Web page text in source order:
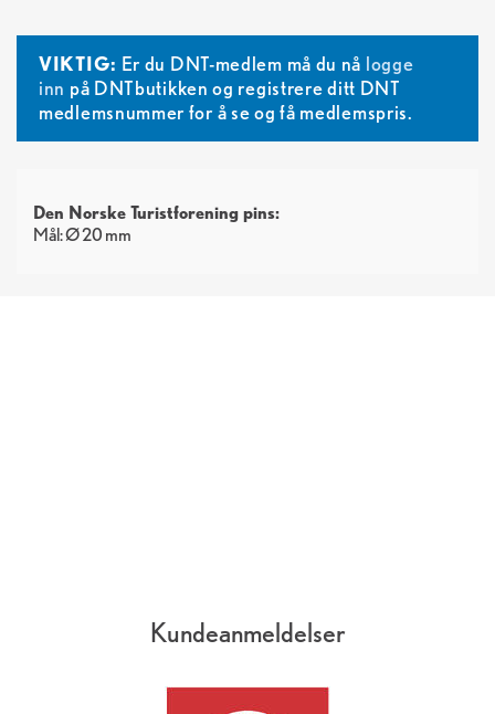
VIKTIG: Er du DNT-medlem må du nå logge
inn på DNTbutikken og registrere ditt DNT
medlemsnummer for å se og få medlemspris.
Den Norske Turistforening pins:
Mål: Ø 20 mm
Kundeanmeldelser